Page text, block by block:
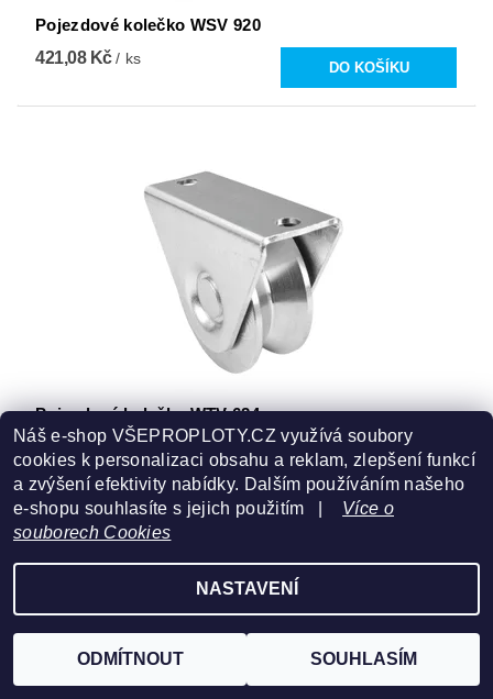
Pojezdové kolečko WSV 920
421,08 Kč/ ks
Pojezdové kolečko WTV 624
430,38 Kč / ks
Náš e-shop VŠEPROPLOTY.CZ využívá soubory
cookies k personalizaci obsahu a reklam, zlepšení funkcí
a zvýšení efektivity nabídky. Dalším používáním našeho
e-shopu souhlasíte s jejich použitím | Více o
souborech Cookies
NASTAVENÍ
ODMÍTNOUT SOUHLASÍM